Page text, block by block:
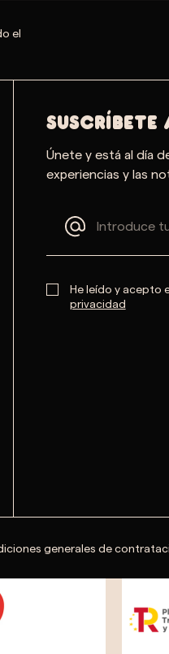
el
SUSCRÍBETE
Únete y está al día
experiencias y las
He leído y acepto
privacidad
generales de